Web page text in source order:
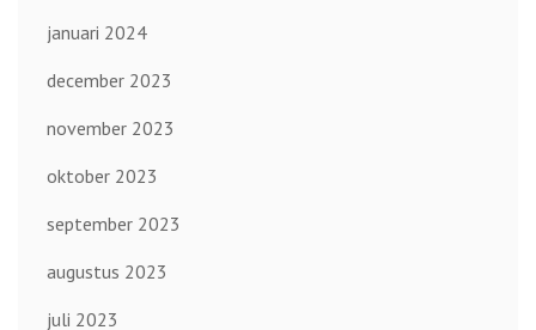
januari 2024
december 2023
november 2023
oktober 2023
september 2023
augustus 2023
juli 2023